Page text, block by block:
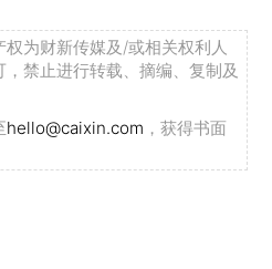
为财新传媒及/或相关权利人
禁止进行转载、摘编、复制及
hello@caixin.com ，获得书面